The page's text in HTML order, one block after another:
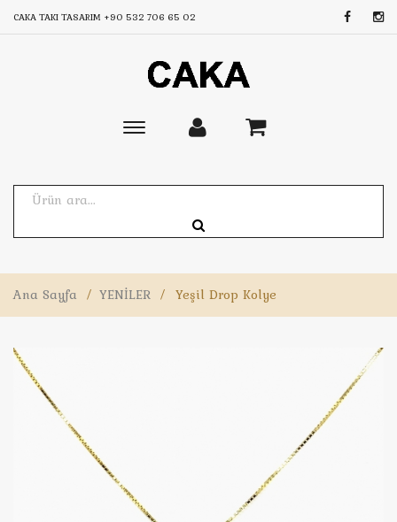
CAKA TAKI TASARIM +90 532 706 65 02
Toggle
Ana Sayfa / YENİLER / Yeşil Drop Kolye